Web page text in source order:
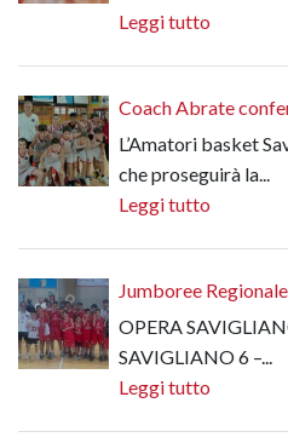
Leggi tutto
Coach Abrate
L’Amatori basket
che proseguirà la...
Leggi tutto
Jumboree
OPERA
SAVIGLIANO 6 –...
Leggi tutto